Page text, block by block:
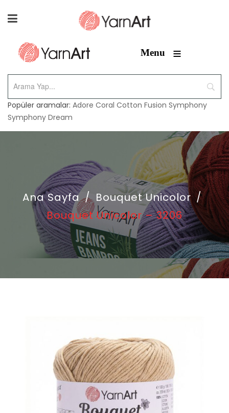
Menu ≡
Popüler aramalar: Adore Coral Cotton Fusion Symphony
Symphony Dream
Ana Sayfa / Bouquet Unicolor /
Bouquet Unicolor – 3206